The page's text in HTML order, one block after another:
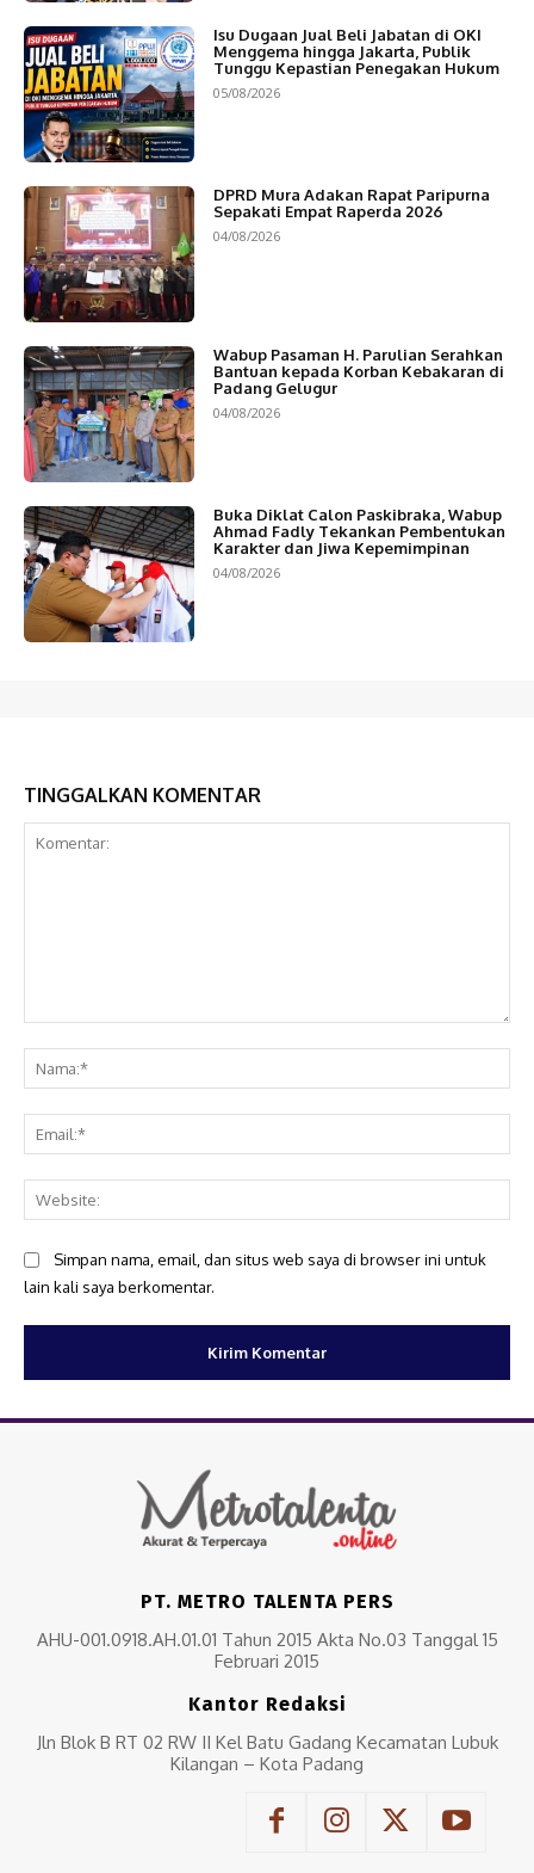
Isu Dugaan Jual Beli Jabatan di OKI
Menggema hingga Jakarta, Publik
Tunggu Kepastian Penegakan Hukum
05/08/2026
DPRD Mura Adakan Rapat Paripurna
Sepakati Empat Raperda 2026
04/08/2026
Wabup Pasaman H. Parulian Serahkan
Bantuan kepada Korban Kebakaran di
Padang Gelugur
04/08/2026
Buka Diklat Calon Paskibraka, Wabup
Ahmad Fadly Tekankan Pembentukan
Karakter dan Jiwa Kepemimpinan
04/08/2026
TINGGALKAN KOMENTAR
Simpan nama, email, dan situs web saya di browser ini untuk
lain kali saya berkomentar.
PT. METRO TALENTA PERS
AHU-001.0918.AH.01.01 Tahun 2015 Akta No.03 Tanggal 15
Februari 2015
Kantor Redaksi
Jln Blok B RT 02 RW II Kel Batu Gadang Kecamatan Lubuk
Kilangan – Kota Padang